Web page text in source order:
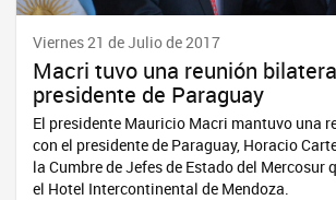
Viernes 21 de Julio de 2017
Macri tuvo una reunión
presidente de Paraguay
El presidente Mauricio Macri mantuvo una
con el presidente de Paraguay, Horacio
la Cumbre de Jefes de Estado del Mercosur
el Hotel Intercontinental de Mendoza.